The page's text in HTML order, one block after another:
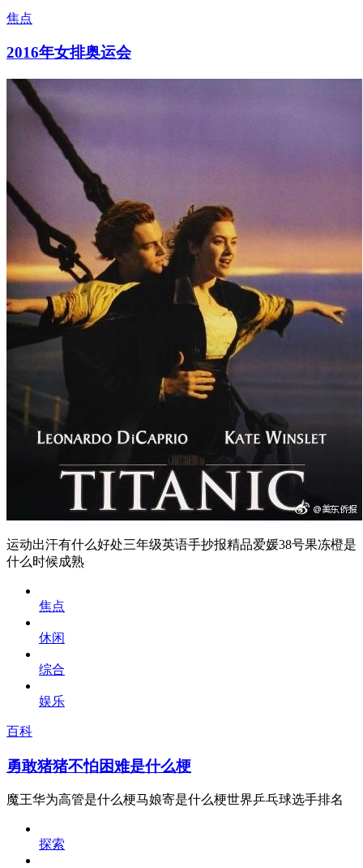
焦点
2016年女排奥运会
运动出汗有什么好处三年级英语手抄报精品爱媛38号果冻橙是
什么时候成熟
焦点
休闲
综合
娱乐
百科
勇敢猪猪不怕困难是什么梗
魔王华为高管是什么梗马娘寄是什么梗世界乒乓球选手排名
探索